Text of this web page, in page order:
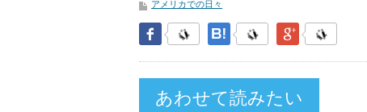
アメリカでの日々
Facebook はてなブックマークGoogle Plus
あわせて読みたい